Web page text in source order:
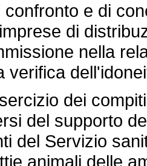
e di
di
nella
verifica
dei
del supporto
del Servizio
animali delle